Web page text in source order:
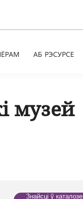
АБ РЭСУРСЕ
музей
Знайсці ў каталозе